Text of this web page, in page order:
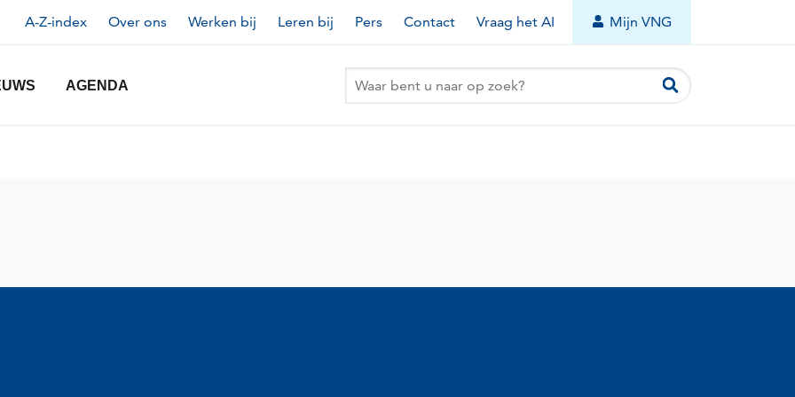
Topnavigatie
A-Z-index Over ons Werken bij Leren bij Pers Contact Vraag het AI Mijn VNG
AGENDA